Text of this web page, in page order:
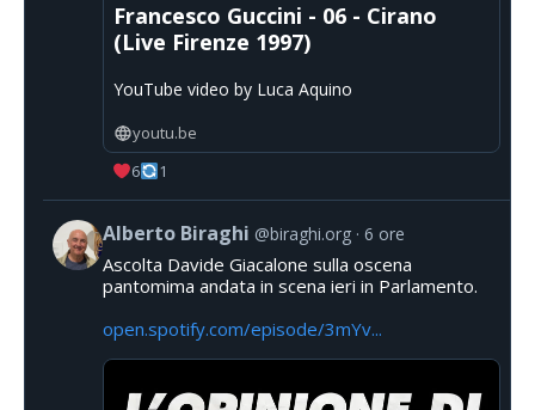
Francesco Guccini - 06 - Cirano
(Live Firenze 1997)
YouTube video by Luca Aquino
youtu.be
6
1
Alberto Biraghi @biraghi.org 6 ore
Ascolta Davide Giacalone sulla oscena
pantomima andata in scena ieri in Parlamento.
open.spotify.com/episode/3mYv...